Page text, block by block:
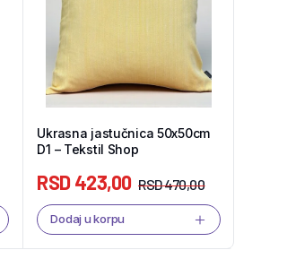
Ukrasna jastučnica 50x50cm
D1 – Tekstil Shop
RSD470,00
RSD423,00
Dodaj u korpu